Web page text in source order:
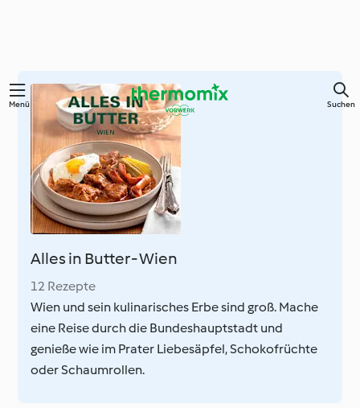
Zum
Hauptinhalt
springen
Menü Suchen
Alles in Butter - Wien
12 Rezepte
Wien und sein kulinarisches Erbe sind groß. Mache
eine Reise durch die Bundeshauptstadt und
genieße wie im Prater Liebesäpfel, Schokofrüchte
oder Schaumrollen.